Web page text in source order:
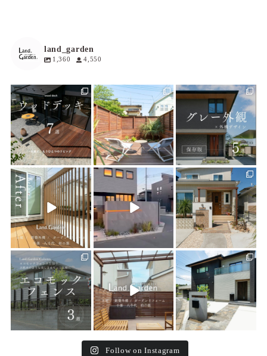
land_garden
1,360 4,550
land_garden
19 0
land_garden
19 0
land_garden
20 0
land_garden
22 0
land_garden
0
land_garden
25 0
land_garden
15 0
land_garden
32 0
land_garden
24 0
Follow on Instagram